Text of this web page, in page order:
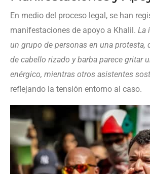
En medio del proceso legal, se han
manifestaciones de apoyo a Khalil. La
un grupo de personas en una protesta,
de cabello rizado y barba parece gritar
enérgico, mientras otros asistentes
reflejando la tensión entorno al caso.